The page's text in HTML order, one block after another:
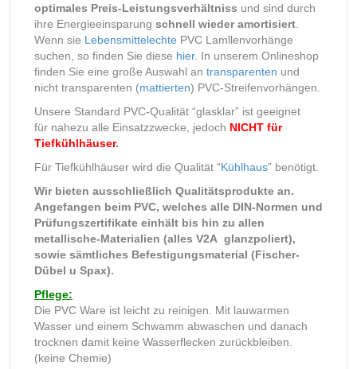
optimales Preis-Leistungsverhältniss und sind durch
ihre Energieeinsparung schnell wieder amortisiert
Wenn sie Lebensmittelechte PVC Lamllenvorhänge
suchen, so finden Sie diese hier. In unserem Onlineshop
finden Sie eine große Auswahl an transparenten und
nicht transparenten (mattierten) PVC-Streifenvorhängen.
Unsere Standard PVC-Qualität “glasklar” ist geeignet
für nahezu alle Einsatzzwecke, jedoch NICHT für
Tiefkühlhäuser.
Für Tiefkühlhäuser wird die Qualität “Kühlhaus” benötigt.
Wir bieten ausschließlich Qualitätsprodukte an.
Angefangen beim PVC, welches alle DIN-Normen und
Prüfungszertifikate einhält bis hin zu allen
metallische-Materialien (alles V2A glanzpoliert),
sowie sämtliches Befestigungsmaterial (Fischer-
Dübel u Spax).
Pflege:
Die PVC Ware ist leicht zu reinigen. Mit lauwarmen
Wasser und einem Schwamm abwaschen und danach
trocknen damit keine Wasserflecken zurückbleiben.
(keine Chemie)